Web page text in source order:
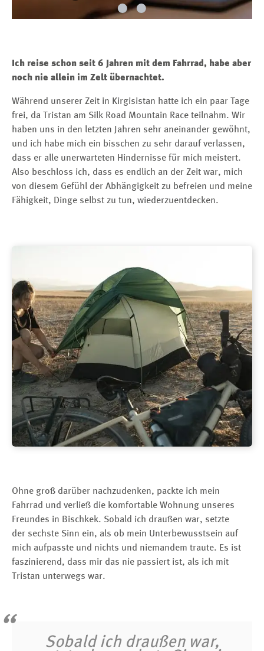
Ich reise schon seit 6 Jahren mit dem Fahrrad, habe aber
noch nie allein im Zelt übernachtet.
Während unserer Zeit in Kirgisistan hatte ich ein paar Tage
frei, da Tristan am Silk Road Mountain Race teilnahm. Wir
haben uns in den letzten Jahren sehr aneinander gewöhnt,
und ich habe mich ein bisschen zu sehr darauf verlassen,
dass er alle unerwarteten Hindernisse für mich meistert.
Also beschloss ich, dass es endlich an der Zeit war, mich
von diesem Gefühl der Abhängigkeit zu befreien und meine
Fähigkeit, Dinge selbst zu tun, wiederzuentdecken.
Ohne groß darüber nachzudenken, packte ich mein
Fahrrad und verließ die komfortable Wohnung unseres
Freundes in Bischkek. Sobald ich draußen war, setzte
der sechste Sinn ein, als ob mein Unterbewusstsein auf
mich aufpasste und nichts und niemandem traute. Es ist
faszinierend, dass mir das nie passiert ist, als ich mit
Tristan unterwegs war.
Sobald ich draußen war,